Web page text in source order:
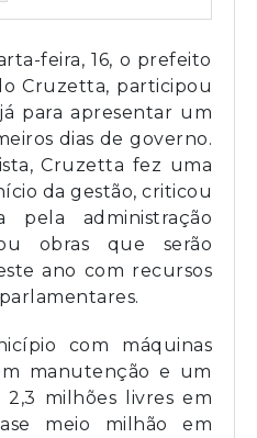
feira, 16, o prefeito
Cruzetta, participou
para apresentar um
dias de governo.
Cruzetta fez uma
da gestão, criticou
pela administração
obras que serão
ano com recursos
com máquinas
manutenção e um
2,3 milhões livres em
meio milhão em